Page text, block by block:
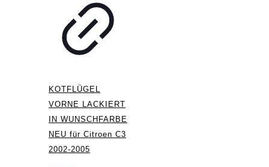
KOTFLÜGEL
VORNE LACKIERT
IN WUNSCHFARBE
NEU für Citroen C3
2002-2005